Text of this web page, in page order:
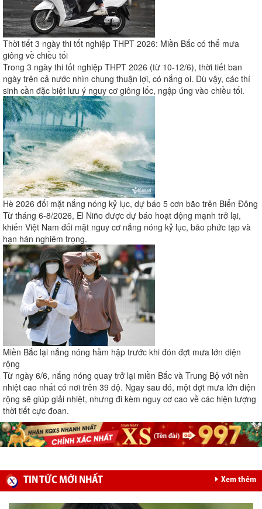
Thời tiết 3 ngày thi tốt nghiệp THPT 2026: Miền Bắc có thể mưa
giông về chiều tối
Trong 3 ngày thi tốt nghiệp THPT 2026 (từ 10-12/6), thời tiết ban
ngày trên cả nước nhìn chung thuận lợi, có nắng oi. Dù vậy, các thí
sinh cần đặc biệt lưu ý nguy cơ giông lốc, ngập úng vào chiều tối.
Hè 2026 đối mặt nắng nóng kỷ lục, dự báo 5 cơn bão trên Biển Đông
Từ tháng 6-8/2026, El Niño được dự báo hoạt động mạnh trở lại,
khiến Việt Nam đối mặt nguy cơ nắng nóng kỷ lục, bão phức tạp và
hạn hán nghiêm trọng.
Miền Bắc lại nắng nóng hầm hập trước khi đón đợt mưa lớn diện
rộng
Từ ngày 6/6, nắng nóng quay trở lại miền Bắc và Trung Bộ với nền
nhiệt cao nhất có nơi trên 39 độ. Ngay sau đó, một đợt mưa lớn diện
rộng sẽ giúp giải nhiệt, nhưng đi kèm nguy cơ cao về các hiện tượng
thời tiết cực đoan.
TIN TỨC MỚI NHẤT Xem thêm